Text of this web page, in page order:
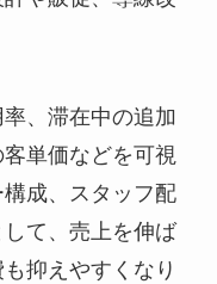
、滞在中の追加
単価などを可視
成、スタッフ配
て、売上を伸ば
抑えやすくなり